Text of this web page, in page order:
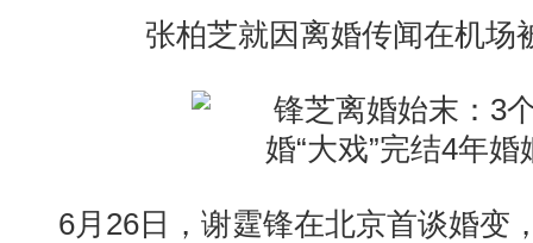
张柏芝就因离婚传闻在机场
6月26日，谢霆锋在北京首谈婚变